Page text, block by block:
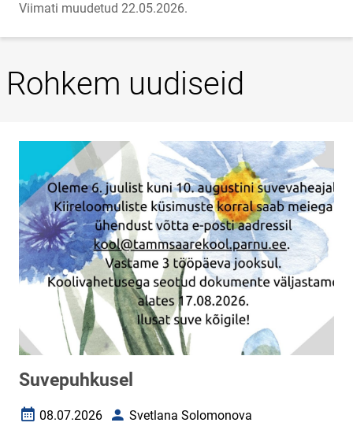
Viimati muudetud 22.05.2026.
Rohkem uudiseid
Suvepuhkusel
Loomise kuupäev
08.07.2026 AutorSvetlana Solomonova